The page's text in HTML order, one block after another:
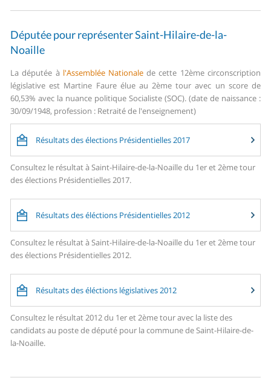
Députée pour représenter Saint-Hilaire-de-la-
Noaille
La députée à l'Assemblée Nationale de cette 12ème circonscription
législative est Martine Faure élue au 2ème tour avec un score de
60,53% avec la nuance politique Socialiste (SOC). (date de naissance :
30/09/1948, profession : Retraité de l'enseignement)
Résultats des élections Présidentielles 2017
Consultez le résultat à Saint-Hilaire-de-la-Noaille du 1er et 2ème tour
des élections Présidentielles 2017.
Résultats des éléctions Présidentielles 2012
Consultez le résultat à Saint-Hilaire-de-la-Noaille du 1er et 2ème tour
des élections Présidentielles 2012.
Résultats des éléctions législatives 2012
Consultez le résultat 2012 du 1er et 2ème tour avec la liste des
candidats au poste de député pour la commune de Saint-Hilaire-de-
la-Noaille.